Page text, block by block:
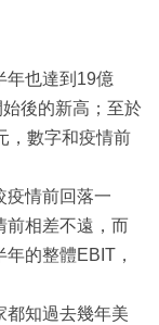
年也達到19億
後的新高；至於
，數字和疫情前
疫情前回落一
前相差不遠，而
的整體EBIT，
都知過去幾年美